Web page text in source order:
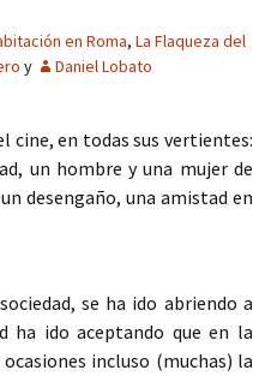
en Roma, La Flaqueza del
y Daniel Lobato
cine, en todas sus vertientes:
un hombre y una mujer de
desengaño, una amistad en
se ha ido abriendo a
ha ido aceptando que en la
incluso (muchas) la